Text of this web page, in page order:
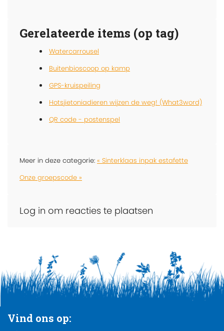
Gerelateerde items (op tag)
Watercarrousel
Buitenbioscoop op kamp
GPS-kruispeiling
Hotsjietoniadieren wijzen de weg! (What3word)
QR code - postenspel
Meer in deze categorie: « Sinterklaas inpak estafette
Onze groepscode »
Log in om reacties te plaatsen
Vind ons op: